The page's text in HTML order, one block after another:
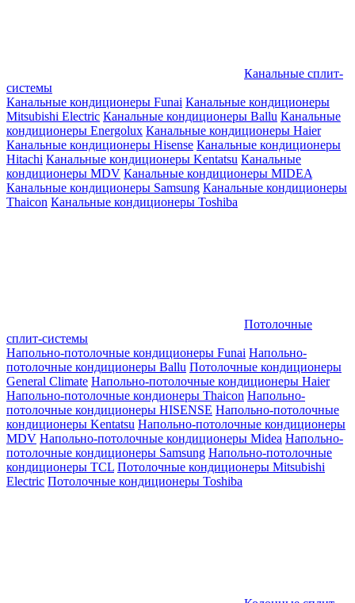
Канальные сплит-
системы
Канальные кондиционеры Funai Канальные кондиционеры
Mitsubishi Electric Канальные кондиционеры Ballu Канальные
кондиционеры Energolux Канальные кондиционеры Haier
Канальные кондиционеры Hisense Канальные кондиционеры
Hitachi Канальные кондиционеры Kentatsu Канальные
кондиционеры MDV Канальные кондиционеры MIDEA
Канальные кондиционеры Samsung Канальные кондиционеры
Thaicon Канальные кондиционеры Toshiba
Потолочные
сплит-системы
Напольно-потолочные кондиционеры Funai Напольно-
потолочные кондиционеры Ballu Потолочные кондиционеры
General Climate Напольно-потолочные кондиционеры Haier
Напольно-потолочные кондионеры Thaicon Напольно-
потолочные кондиционеры HISENSE Напольно-потолочные
кондиционеры Kentatsu Напольно-потолочные кондиционеры
MDV Напольно-потолочные кондиционеры Midea Напольно-
потолочные кондиционеры Samsung Напольно-потолочные
кондиционеры TCL Потолочные кондиционеры Mitsubishi
Electric Потолочные кондиционеры Toshiba